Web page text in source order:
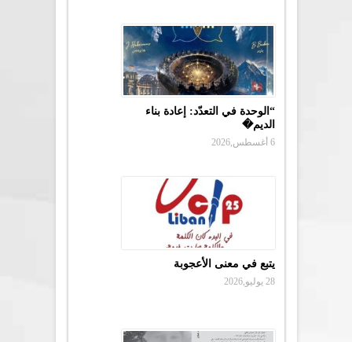
“الوحدة في التعدّد: إعادة بناء
الديم�
6 أغسطس,2026
يتبع في معنى الأعجوبة
28 يوليو,2026